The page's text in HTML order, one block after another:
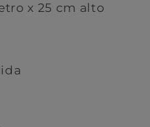
x 25 cm alto